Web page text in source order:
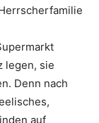
legen, sie
Denn nach
auf